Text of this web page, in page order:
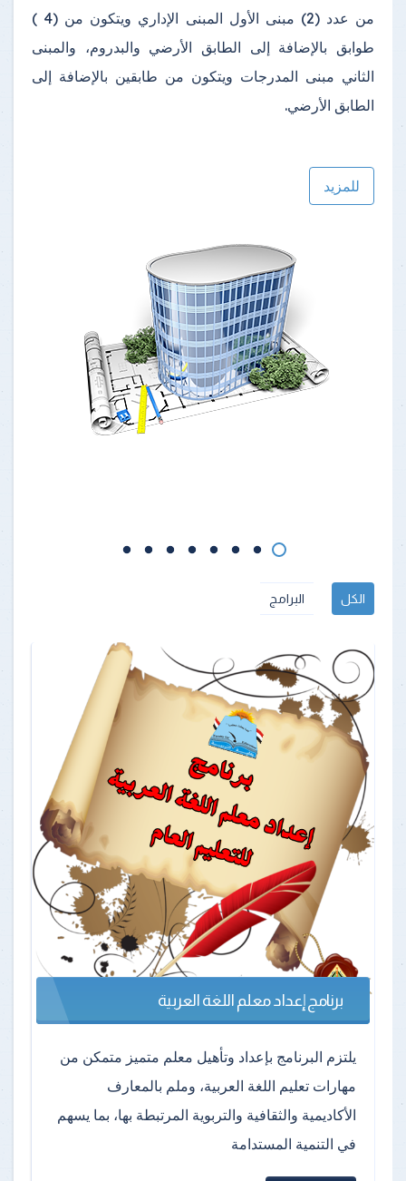
من عدد (2) مبنى الأول المبنى الإداري ويتكون من (4 )
طوابق بالإضافة إلى الطابق الأرضي والبدروم، والمبنى
الثاني مبنى المدرجات ويتكون من طابقين بالإضافة إلى
الطابق الأرضي.
للمزيد
الكل البرامج
برنامج إعداد معلم اللغة العربية
يلتزم البرنامج بإعداد وتأهيل معلم متميز متمكن من
مهارات تعليم اللغة العربية، وملم بالمعارف
الأكاديمية والثقافية والتربوية المرتبطة بها، بما يسهم
في التنمية المستدامة